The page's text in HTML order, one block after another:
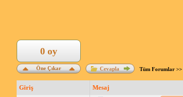
Öne Çıkar
0 oy
Cevapla Tüm Forumlar>>
Giriş Mesaj